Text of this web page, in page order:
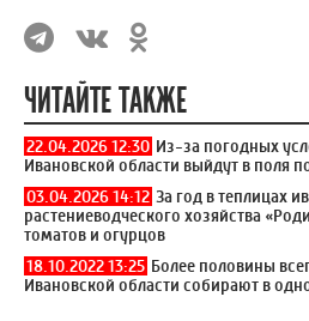
ЧИТАЙТЕ ТАКЖЕ
22.04.2026 12:30 Из-за погодных
Ивановской области выйдут в поля
03.04.2026 14:12 За год в теплицах
растениеводческого хозяйства
томатов и огурцов
18.10.2022 13:25 Более половины
Ивановской области собирают в